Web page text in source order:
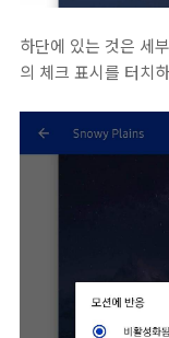
하단에 있는 것은 세
의 체크 표시를 터치